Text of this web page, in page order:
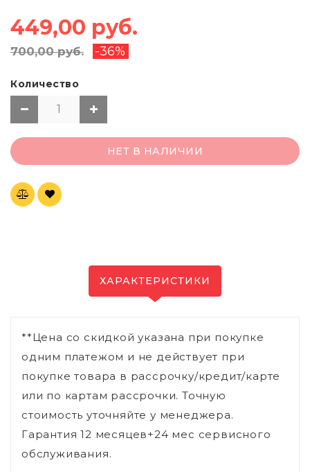
449,00 руб.
700,00 руб. -36%
Количество
НЕТ В НАЛИЧИИ
ХАРАКТЕРИСТИКИ
**Цена со скидкой указана при покупке
одним платежом и не действует при
покупке товара в рассрочку/кредит/карте
или по картам рассрочки. Точную
стоимость уточняйте у менеджера.
Гарантия 12 месяцев+24 мес сервисного
обслуживания.